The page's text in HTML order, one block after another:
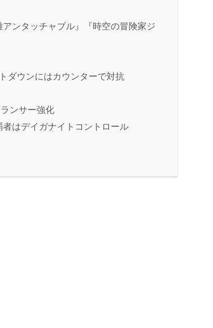
ンタッチャブル』『時空の冒険家ジ
ダウンにはカウンターで対抗
ンサー強化
はデイガナイトコントロール